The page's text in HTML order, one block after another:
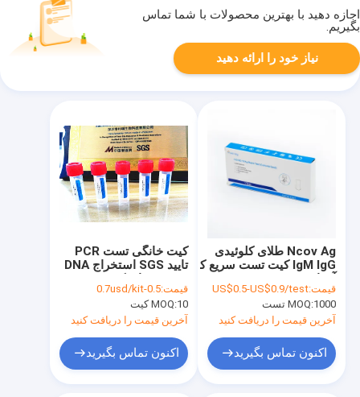
اجازه دهید با بهترین محصولات با شما تماس
بگیریم.
نیاز خود را ارائه دهید
کیت خانگی تست PCR
تایید SGS استخراج DNA
قیمت:0.5-0.7usd/kit
MOQ:10 کیت
آخرین قیمت را دریافت کنید
اکنون تماس بگیرید
Ncov Ag طلای کلوئیدی
IgM IgG کیت تست سریع کیت
کیت آزمایش سریع Ag
IGM IGG
قیمت:US$0.5-US$0.9/test
MOQ:1000 تست
آخرین قیمت را دریافت کنید
اکنون تماس بگیرید